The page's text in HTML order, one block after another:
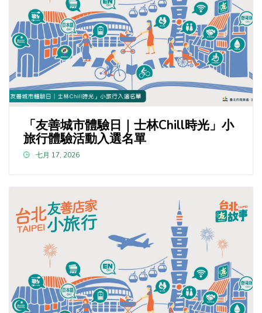
「友善城市體驗日｜士林Chill時光」小
旅行體驗活動入選名單
七月 17, 2026